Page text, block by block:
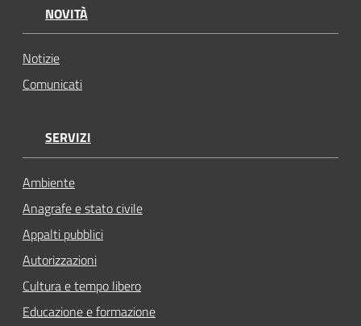
NOVITÀ
Notizie
Comunicati
SERVIZI
Ambiente
Anagrafe e stato civile
Appalti pubblici
Autorizzazioni
Cultura e tempo libero
Educazione e formazione